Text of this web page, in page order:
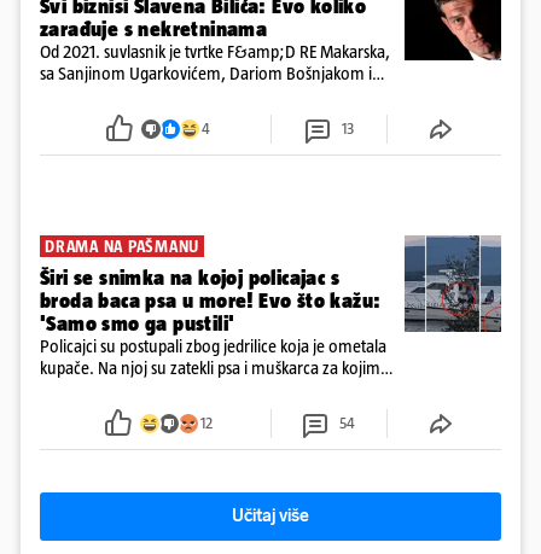
Svi biznisi Slavena Bilića: Evo koliko
zarađuje s nekretninama
Od 2021. suvlasnik je tvrtke F&amp;D RE Makarska,
sa Sanjinom Ugarkovićem, Dariom Bošnjakom i
poslovanje nekretninama, a od osnutka nema
zaposlenih
4 13
DRAMA NA PAŠMANU
Širi se snimka na kojoj policajac s
broda baca psa u more! Evo što kažu:
'Samo smo ga pustili'
Policajci su postupali zbog jedrilice koja je ometala
kupače. Na njoj su zatekli psa i muškarca za kojim
ga uhitili, a psa je preuzeo komunalni redar
12 54
Učitaj više